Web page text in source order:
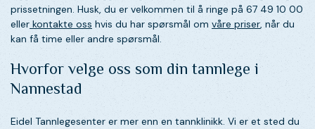
prissetningen. Husk, du er velkommen til å ringe på 67 49 10 00
eller kontakte oss hvis du har spørsmål om våre priser, når du
kan få time eller andre spørsmål.
Hvorfor velge oss som din tannlege i
Nannestad
Eidel Tannlegesenter er mer enn en tannklinikk. Vi er et sted du